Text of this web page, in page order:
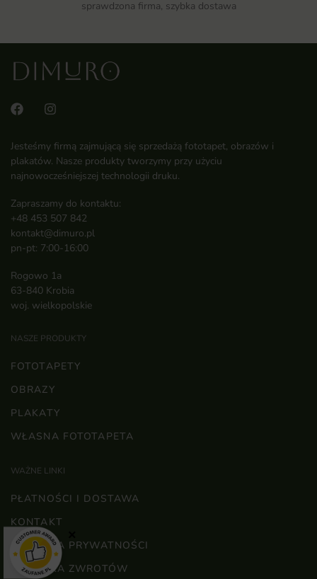
sprawdzona firma, szybka dostawa
Jesteśmy firmą zajmującą się sprzedażą fototapet, obrazów i
plakatów. Nasze produkty tworzymy przy użyciu
najnowocześniejszej technologii druku.
Zapraszamy do kontaktu:
+48 453 507 842
kontakt@dimuro.pl
pn-pt: 7:00-16:00
Rogowo 1a
63-840 Krobia
woj. wielkopolskie
NASZE PRODUKTY
FOTOTAPETY
OBRAZY
PLAKATY
WŁASNA FOTOTAPETA
WAŻNE LINKI
PŁATNOŚCI I DOSTAWA
KONTAKT
POLITYKA PRYWATNOŚCI
POLITYKA ZWROTÓW